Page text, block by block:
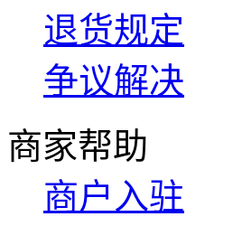
退货规定
争议解决
商家帮助
商户入驻